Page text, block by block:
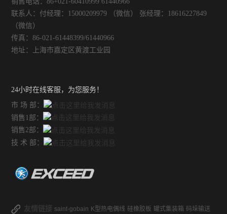
联系人：付经理：15000209979 （微信） 张经理：18616227849
（微信）
传真：86-021-61448399/61440966
地址：上海市嘉定区黄渡工业园
24小时在线客服，为您服务！
市 场 部：
销售1部：
销售2部：
技 术 部：
友情链接 saint-gobain K型热电偶线 硅橡胶板 罐式集装箱 码垛输送